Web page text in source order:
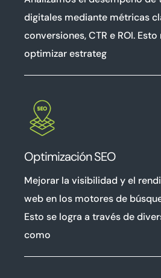
digitales mediante métricas
conversiones, CTR e ROI.
optimizar estrateg
Optimización SEO
Mejorar la visibilidad y el
web en los motores de
Esto se logra a través de
como